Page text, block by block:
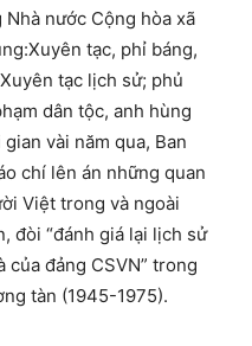
nước Cộng hòa xã
tạc, phỉ báng,
tạc lịch sử; phủ
dân tộc, anh hùng
vài năm qua, Ban
chí lên án những quan
Việt trong và ngoài
đòi “đánh giá lại lịch sử
đảng CSVN” trong
tàn (1945-1975).